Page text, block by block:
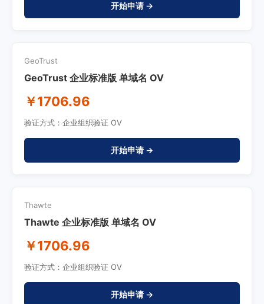
开始申请 →
GeoTrust
GeoTrust 企业标准版 单域名 OV
￥1706.96
验证方式：企业组织验证 OV
开始申请 →
Thawte
Thawte 企业标准版 单域名 OV
￥1706.96
验证方式：企业组织验证 OV
开始申请 →